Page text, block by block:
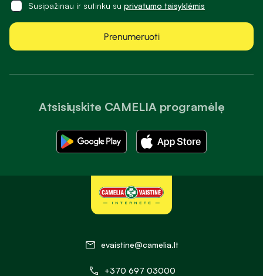
Atsisiųskite CAMELIA programėlę
Susipažinau ir sutinku su privatumo taisyklėmis
Prenumeruoti
evaistine@camelia.lt
+370 697 03000